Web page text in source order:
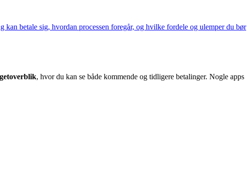
betale sig, hvordan processen foregår, og hvilke fordele og ulemper du bør
, hvor du kan se både kommende og tidligere betalinger. Nogle apps